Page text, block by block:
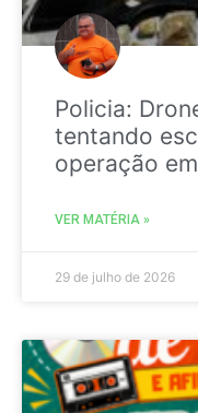
Policia:
tentando
operação
VER MATÉRIA »
29 de julho de 2026